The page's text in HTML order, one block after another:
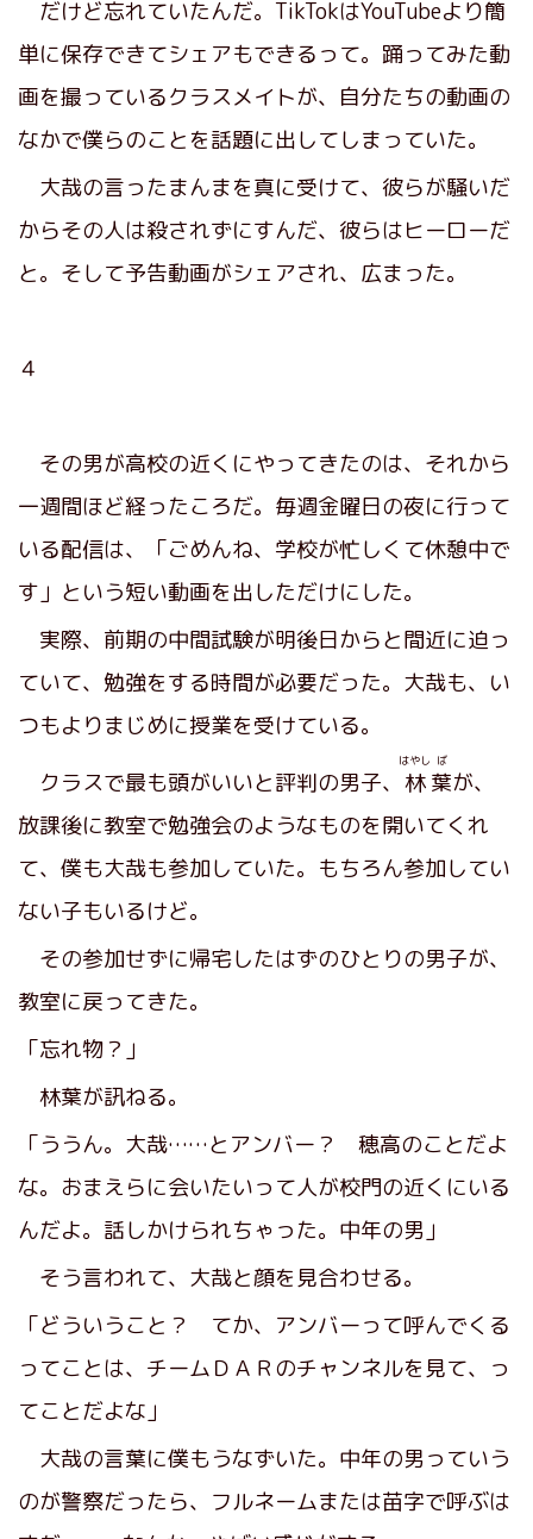
だけど忘れていたんだ。TikTokはYouTubeより簡
単に保存できてシェアもできるって。踊ってみた動
画を撮っているクラスメイトが、自分たちの動画の
なかで僕らのことを話題に出してしまっていた。
大哉の言ったまんまを真に受けて、彼らが騒いだ
からその人は殺されずにすんだ、彼らはヒーローだ
と。そして予告動画がシェアされ、広まった。
４
その男が高校の近くにやってきたのは、それから
一週間ほど経ったころだ。毎週金曜日の夜に行って
いる配信は、「ごめんね、学校が忙しくて休憩中で
す」という短い動画を出しただけにした。
実際、前期の中間試験が明後日からと間近に迫っ
ていて、勉強をする時間が必要だった。大哉も、い
つもよりまじめに授業を受けている。
クラスで最も頭がいいと評判の男子、 林
はやし
葉
ば
が、
放課後に教室で勉強会のようなものを開いてくれ
て、僕も大哉も参加していた。もちろん参加してい
ない子もいるけど。
その参加せずに帰宅したはずのひとりの男子が、
教室に戻ってきた。
「忘れ物？」
林葉が訊ねる。
「ううん。大哉……とアンバー？ 穂高のことだよ
な。おまえらに会いたいって人が校門の近くにいる
んだよ。話しかけられちゃった。中年の男」
そう言われて、大哉と顔を見合わせる。
「どういうこと？ てか、アンバーって呼んでくる
ってことは、チームＤＡＲのチャンネルを見て、っ
てことだよな」
大哉の言葉に僕もうなずいた。中年の男っていう
のが警察だったら、フルネームまたは苗字で呼ぶは